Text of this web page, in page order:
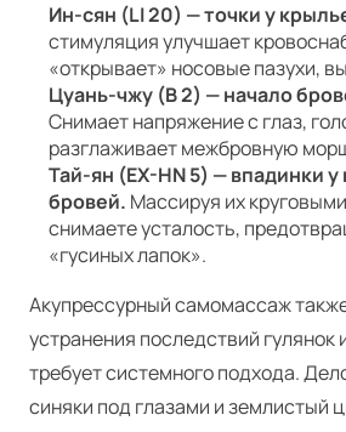
Ин-сян (LI 20) — точки у
стимуляция улучшает
«открывает» носовые пазухи,
Цуань-чжу (B 2) — начало
Снимает напряжение с глаз,
разглаживает межбровную
Тай-ян (EX-HN 5) — впадинки
бровей. Массируя их
снимаете усталость,
«гусиных лапок».
Акупрессурный самомассаж
устранения последствий гулянок
требует системного подхода.
синяки под глазами и землистый